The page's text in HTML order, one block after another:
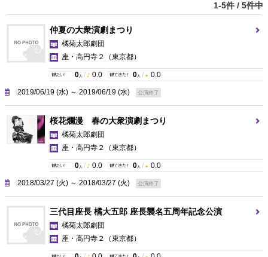
t
1-5件 / 5件中
仲夏の大衆演劇まつり
橘菊太郎劇団
座・高円寺２
（東京都）
0 人 / 0.0 0 人 / 0.0
2019/06/19 (水) ～ 2019/06/19 (水) 公演終了
桜花爛漫 春の大衆演劇まつり
橘菊太郎劇団
座・高円寺２
（東京都）
0 人 / 0.0 0 人 / 0.0
2018/03/27 (火) ～ 2018/03/27 (火) 公演終了
三代目座長 橘大五郎 座長襲名五周年記念公演
橘菊太郎劇団
座・高円寺２
（東京都）